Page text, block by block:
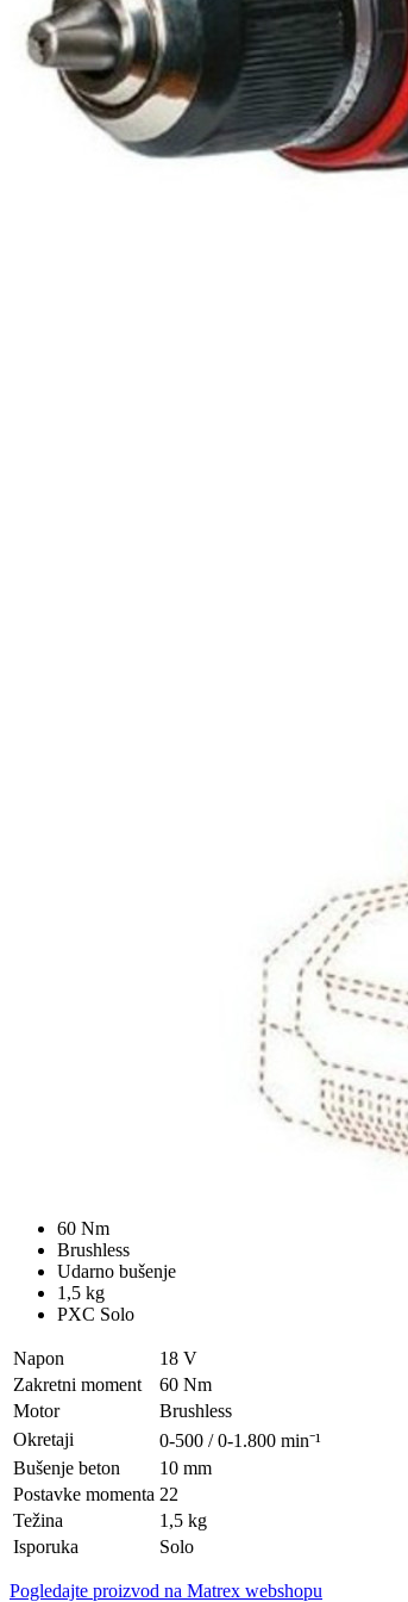
60 Nm
Brushless
Udarno bušenje
1,5 kg
PXC Solo
Napon
18 V
Zakretni moment
60 Nm
Motor
Brushless
Okretaji
0-500 / 0-1.800 min⁻¹
Bušenje beton
10 mm
Postavke momenta 22
Težina
1,5 kg
Isporuka
Solo
Pogledajte proizvod na Matrex webshopu